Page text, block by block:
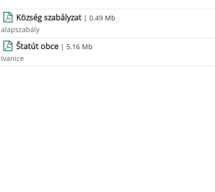
Község szabályzat | 0.49 Mb
alapszabály
Štatút obce | 5.16 Mb
Ivanice